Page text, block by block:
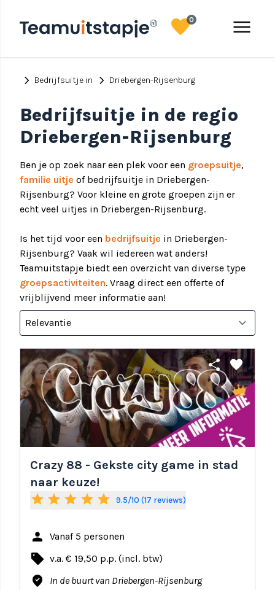
menu
favorite0
chevron_right Bedrijfsuitje in chevron_right Driebergen-Rijsenburg
Bedrijfsuitje in de regio
Driebergen-Rijsenburg
Ben je op zoek naar een plek voor een groepsuitje,
familie uitje of bedrijfsuitje in Driebergen-
Rijsenburg? Voor kleine en grote groepen zijn er
echt veel uitjes in Driebergen-Rijsenburg.
Is het tijd voor een bedrijfsuitje in Driebergen-
Rijsenburg? Vaak wil iedereen wat anders!
Teamuitstapje biedt een overzicht van diverse type
groepsactiviteiten. Vraag direct een offerte of
vrijblijvend meer informatie aan!
share favorite
Crazy 88 - Gekste city game in stad
naar keuze!
star star star star star 9.5/10 (17 reviews)
person Vanaf 5 personen
local_offer v.a. € 19,50 p.p. (incl. btw)
where_to_vote In de buurt van Driebergen-Rijsenburg